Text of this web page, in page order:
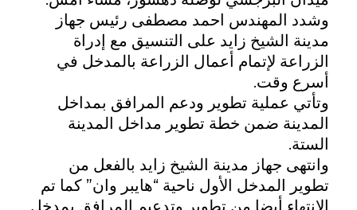
ع
م
ا
ل
وشدد المهندس احمد مصطفى رئيس جهاز
مدينة الشيخ زايد على التنسيق مع إدراة
الزراعة لإتمام أعمال الزراعة بالمدخل في
أسرع وقت.
وتأتي عملية تطوير ودعم المرافق بمداخل
المدينة ضمن خطة تطوير مداخل المدينة
الستة.
وانتهى جهاز مدينة الشيخ زايد بالفعل من
تطوير المدخل الأول ناحية “هايبر وان” كما تم
الانتهاء أيضا من تطوير وتدعيم المرافق بمدخل